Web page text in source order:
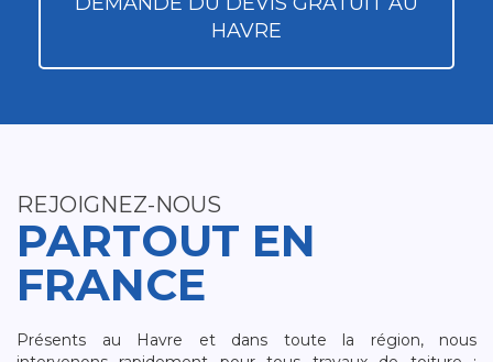
HAVRE
REJOIGNEZ-NOUS
PARTOUT EN
FRANCE
Présents au Havre et dans toute la région, nous